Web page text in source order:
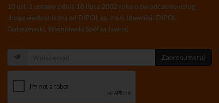
10 ust. 1 ustawy z dnia 18 lipca 2002 roku o świadczeniu usług
drogą elektroniczną od DIPOL sp. z o.o. (dawniej: DIPOL
Gołaszewski, Waśniowski Spółka Jawna)
Zaprenumeruj